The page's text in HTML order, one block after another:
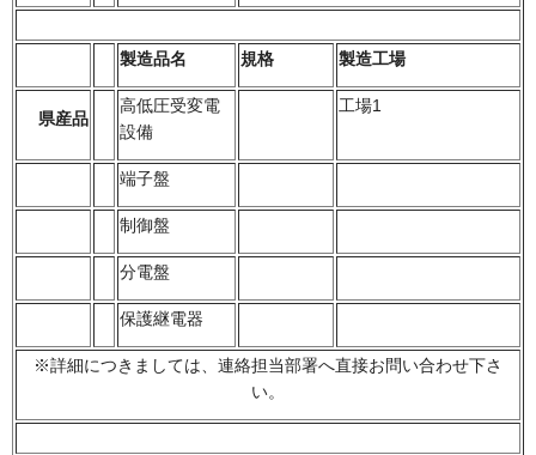
製造品名 規格 製造工場
県産品
高低圧受変電
設備
工場1
端子盤
制御盤
分電盤
保護継電器
※詳細につきましては、連絡担当部署へ直接お問い合わせ下さ
い。